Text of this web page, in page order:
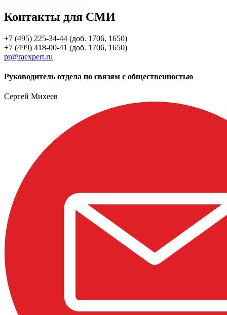
Контакты для СМИ
+7 (495) 225-34-44 (доб. 1706, 1650)
+7 (499) 418-00-41 (доб. 1706, 1650)
pr@raexpert.ru
Руководитель отдела по связям с общественностью
Сергей Михеев